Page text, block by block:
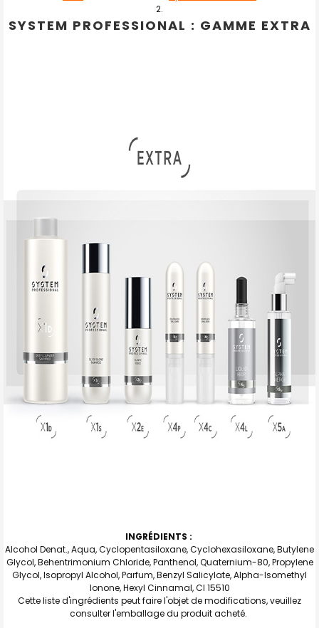
SYSTEM PROFESSIONAL : GAMME EXTRA
INGRÉDIENTS :
Alcohol Denat., Aqua, Cyclopentasiloxane, Cyclohexasiloxane, Butylene
Glycol, Behentrimonium Chloride, Panthenol, Quaternium-80, Propylene
Glycol, Isopropyl Alcohol, Parfum, Benzyl Salicylate, Alpha-Isomethyl
Ionone, Hexyl Cinnamal, CI 15510
Cette liste d'ingrédients peut faire l'objet de modifications, veuillez
consulter l'emballage du produit acheté.